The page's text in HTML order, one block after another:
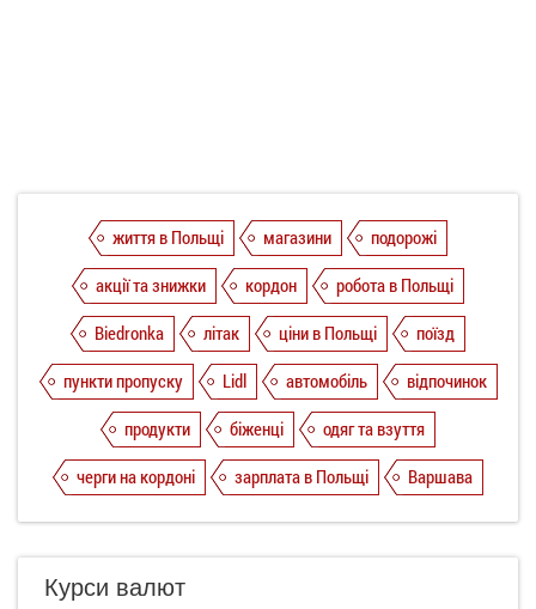
життя в Польщі магазини
подорожі
акції та знижки
кордон
робота в Польщі
Biedronka
літак ціни в Польщі
поїзд
пункти пропуску
Lidl автомобіль
відпочинок
продукти
біженці
одяг та взуття
черги на кордоні
зарплата в Польщі Варшава
Курси валют